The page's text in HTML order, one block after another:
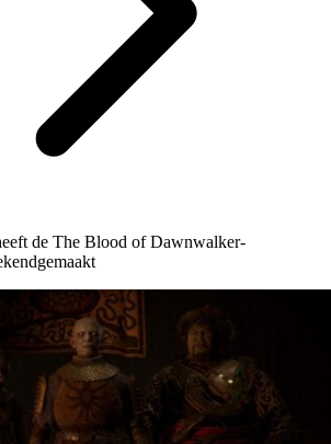
de The Blood of Dawnwalker-